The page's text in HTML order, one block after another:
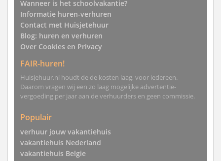
Wanneer is het schoolvakantie?
Informatie huren-verhuren
Contact met Huisjetehuur
Blog: huren en verhuren
Over Cookies en Privacy
FAIR-huren!
Huisjehuur.nl houdt de de kosten laag, voor iedereen.
Daarom vragen wij een zo laag mogelijke advertentie-
vergoeding per jaar aan de verhuurders en geen commissie.
Populair
verhuur jouw vakantiehuis
vakantiehuis Nederland
vakantiehuis Belgie